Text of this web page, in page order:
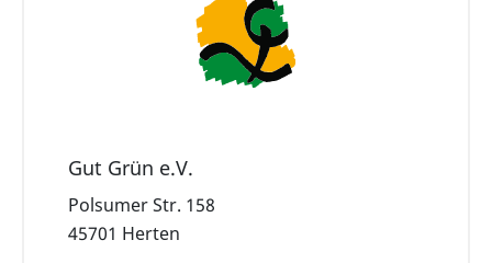
Gut Grün e.V.
Polsumer Str. 158
45701 Herten